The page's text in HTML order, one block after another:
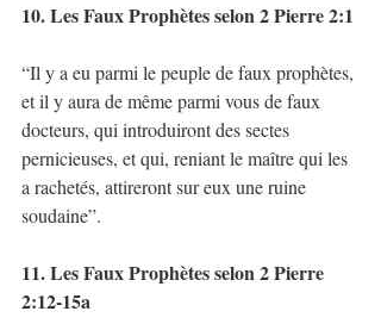
10. Les Faux Prophètes selon 2 Pierre 2:1
“Il y a eu parmi le peuple de faux prophètes,
et il y aura de même parmi vous de faux
docteurs, qui introduiront des sectes
pernicieuses, et qui, reniant le maître qui les
a rachetés, attireront sur eux une ruine
soudaine”.
11. Les Faux Prophètes selon 2 Pierre
2:12-15a